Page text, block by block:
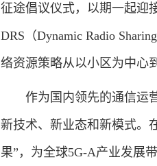
征途倡议仪式，以期一起迎
DRS（Dynamic Radio
络资源策略从以小区为中心
作为国内领先的通信运
新技术、新业态和新模式。
果”，为全球5G-A产业发展